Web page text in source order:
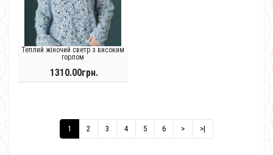
Теплий жіночий светр з високим
горлом
1310.00грн.
1 2 3 4 5 6 > >|